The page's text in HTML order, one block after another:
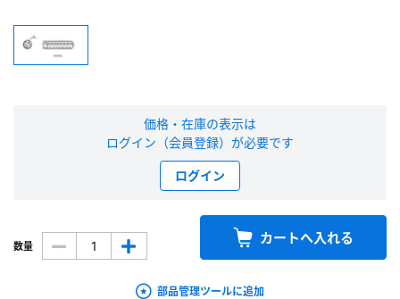
価格・在庫の表示は
ログイン（会員登録）が必要です
ログイン
数量 カートへ入れる
部品管理ツールに追加
新規会員登録（無料）
※新規会員登録をお申し込み頂いてから本登録となるまで、数日間かかる場合
があります。また当社の判断によりお断りする場合があります。
会員の方はこちら